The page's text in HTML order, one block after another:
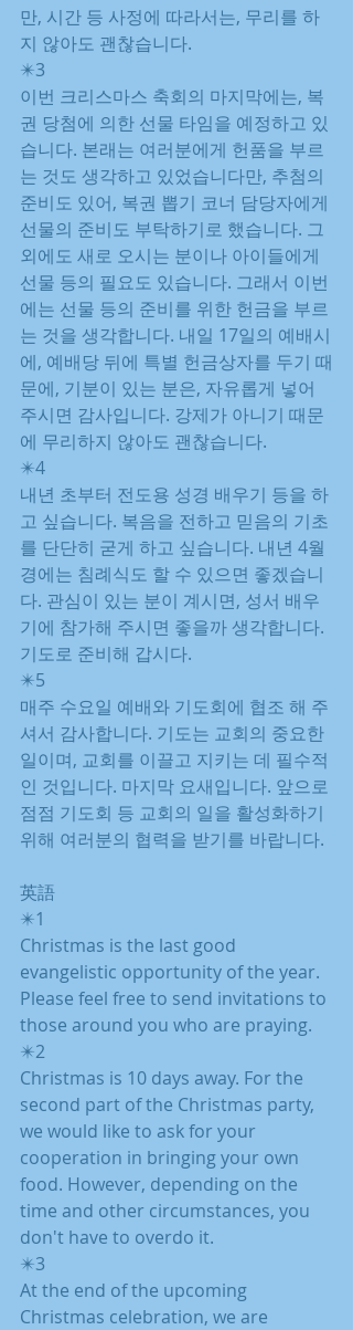
만, 시간 등 사정에 따라서는, 무리를 하
지 않아도 괜찮습니다.
✴️3
이번 크리스마스 축회의 마지막에는, 복
권 당첨에 의한 선물 타임을 예정하고 있
습니다. 본래는 여러분에게 헌품을 부르
는 것도 생각하고 있었습니다만, 추첨의
준비도 있어, 복권 뽑기 코너 담당자에게
선물의 준비도 부탁하기로 했습니다. 그
외에도 새로 오시는 분이나 아이들에게
선물 등의 필요도 있습니다. 그래서 이번
에는 선물 등의 준비를 위한 헌금을 부르
는 것을 생각합니다. 내일 17일의 예배시
에, 예배당 뒤에 특별 헌금상자를 두기 때
문에, 기분이 있는 분은, 자유롭게 넣어
주시면 감사입니다. 강제가 아니기 때문
에 무리하지 않아도 괜찮습니다.
✴️4
내년 초부터 전도용 성경 배우기 등을 하
고 싶습니다. 복음을 전하고 믿음의 기초
를 단단히 굳게 하고 싶습니다. 내년 4월
경에는 침례식도 할 수 있으면 좋겠습니
다. 관심이 있는 분이 계시면, 성서 배우
기에 참가해 주시면 좋을까 생각합니다.
기도로 준비해 갑시다.
✴️5
매주 수요일 예배와 기도회에 협조 해 주
셔서 감사합니다. 기도는 교회의 중요한
일이며, 교회를 이끌고 지키는 데 필수적
인 것입니다. 마지막 요새입니다. 앞으로
점점 기도회 등 교회의 일을 활성화하기
위해 여러분의 협력을 받기를 바랍니다.
英語
✴️1
Christmas is the last good
evangelistic opportunity of the year.
Please feel free to send invitations to
those around you who are praying.
✴️2
Christmas is 10 days away. For the
second part of the Christmas party,
we would like to ask for your
cooperation in bringing your own
food. However, depending on the
time and other circumstances, you
don't have to overdo it.
✴️3
At the end of the upcoming
Christmas celebration, we are